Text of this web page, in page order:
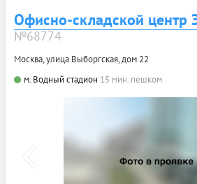
Офисно-складской
№68774
Москва, улица Выборгская, дом 22
м. Водный стадион 15 мин. пешком